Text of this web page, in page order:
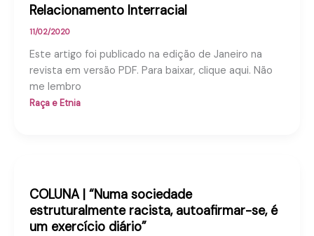
Relacionamento Interracial
11/02/2020
Este artigo foi publicado na edição de Janeiro na
revista em versão PDF. Para baixar, clique aqui. Não
me lembro
Raça e Etnia
COLUNA | “Numa sociedade
estruturalmente racista, autoafirmar-se, é
um exercício diário”